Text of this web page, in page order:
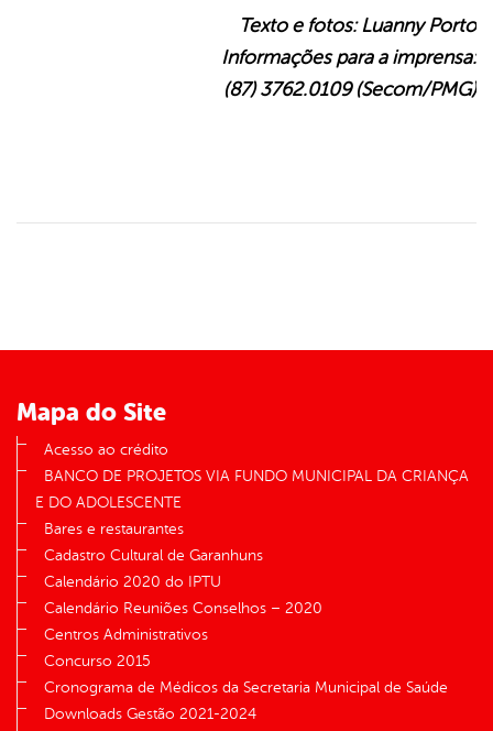
Texto e fotos: Luanny Porto
Informações para a imprensa:
(87) 3762.0109 (Secom/PMG)
Mapa do Site
Acesso ao crédito
BANCO DE PROJETOS VIA FUNDO MUNICIPAL DA CRIANÇA
E DO ADOLESCENTE
Bares e restaurantes
Cadastro Cultural de Garanhuns
Calendário 2020 do IPTU
Calendário Reuniões Conselhos – 2020
Centros Administrativos
Concurso 2015
Cronograma de Médicos da Secretaria Municipal de Saúde
Downloads Gestão 2021-2024